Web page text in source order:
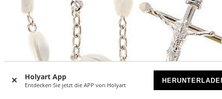
Holyart App
Entdecken Sie jetzt die APP von Holyart